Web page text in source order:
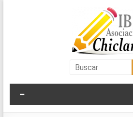
Asociación
IBI
Chiclana